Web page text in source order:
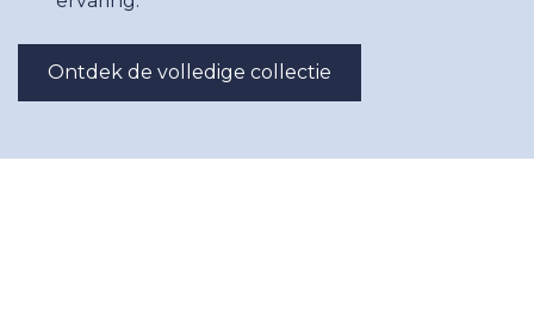
Ontdek de volledige collectie